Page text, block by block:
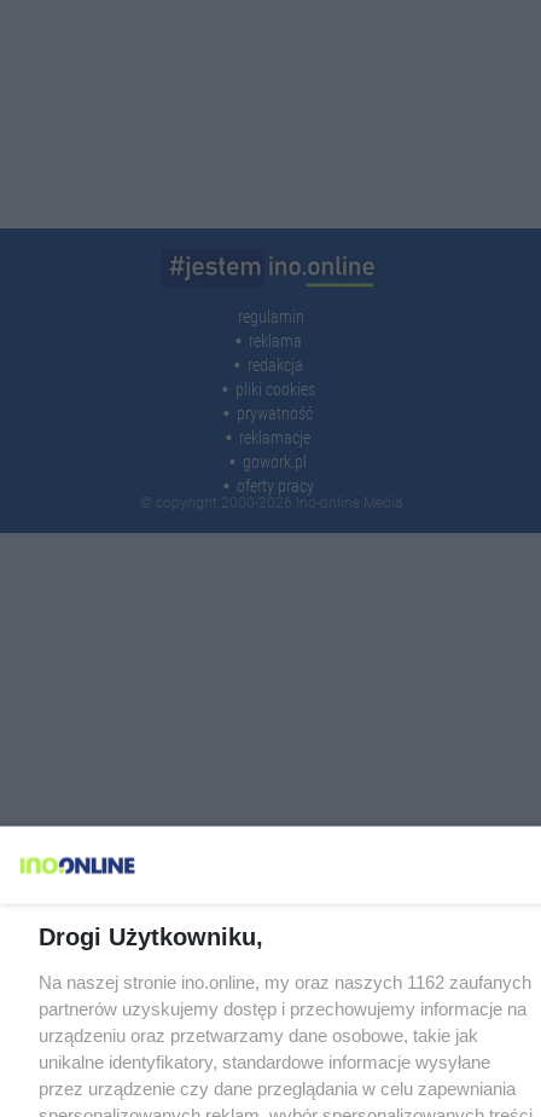
regulamin
reklama
redakcja
pliki cookies
prywatność
reklamacje
gowork.pl
oferty pracy
© copyright 2000-2026 Ino-online Media
Drogi Użytkowniku,
Na naszej stronie ino.online, my oraz naszych 1162 zaufanych
partnerów uzyskujemy dostęp i przechowujemy informacje na
urządzeniu oraz przetwarzamy dane osobowe, takie jak
unikalne identyfikatory, standardowe informacje wysyłane
przez urządzenie czy dane przeglądania w celu zapewniania